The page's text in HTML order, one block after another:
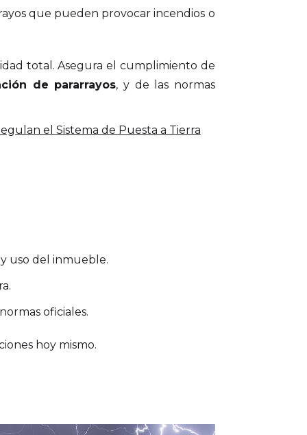
que pueden provocar incendios o
total. Asegura el cumplimiento de
de pararrayos, y de las normas
el Sistema de Puesta a Tierra
uso del inmueble.
oficiales.
hoy mismo.